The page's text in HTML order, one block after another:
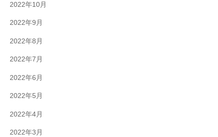
2022年10月
2022年9月
2022年8月
2022年7月
2022年6月
2022年5月
2022年4月
2022年3月